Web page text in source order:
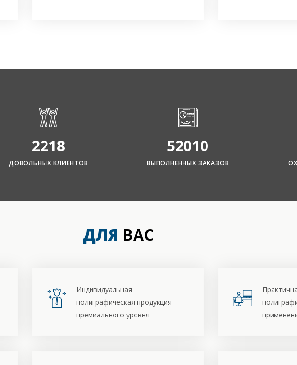
2218
ДОВОЛЬНЫХ КЛИЕНТОВ
52010
ВЫПОЛНЕННЫХ ЗАКАЗОВ
ДЛЯ ВАС
Индивидуальная
полиграфическая продукция
премиального уровня